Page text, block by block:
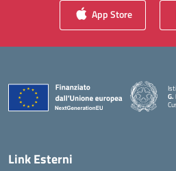
App Store
G.
Link Esterni